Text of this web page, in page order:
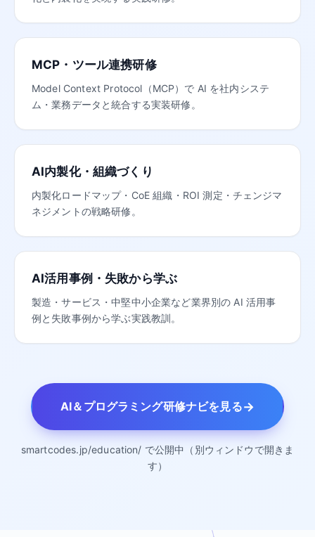
MCP・ツール連携研修
Model Context Protocol（MCP）で AI を社内システ
ム・業務データと統合する実装研修。
AI内製化・組織づくり
内製化ロードマップ・CoE 組織・ROI 測定・チェンジマ
ネジメントの戦略研修。
AI活用事例・失敗から学ぶ
製造・サービス・中堅中小企業など業界別の AI 活用事
例と失敗事例から学ぶ実践教訓。
AI＆プログラミング研修ナビを見る→
smartcodes.jp/education/ で公開中（別ウィンドウで開きま
す）